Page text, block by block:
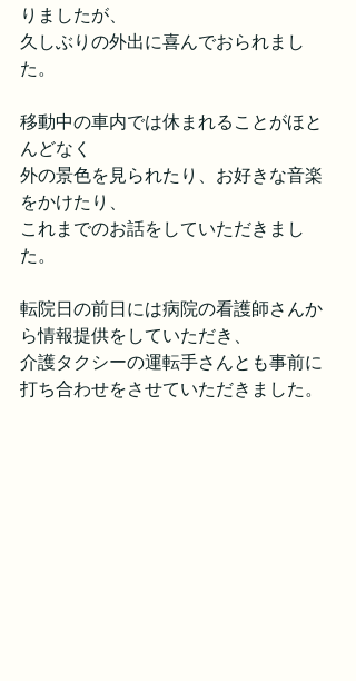
りましたが、
久しぶりの外出に喜んでおられまし
た。
移動中の車内では休まれることがほと
んどなく
外の景色を見られたり、お好きな音楽
をかけたり、
これまでのお話をしていただきまし
た。
転院日の前日には病院の看護師さんか
ら情報提供をしていただき、
介護タクシーの運転手さんとも事前に
打ち合わせをさせていただきました。